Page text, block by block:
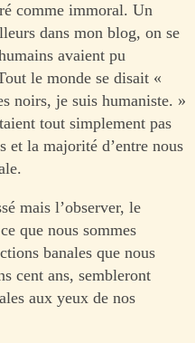
comme immoral. Un
dans mon blog, on se
avaient pu
le monde se disait «
noirs, je suis humaniste. »
tout simplement pas
et la majorité d’entre nous
mais l’observer, le
que nous sommes
banales que nous
cent ans, sembleront
aux yeux de nos